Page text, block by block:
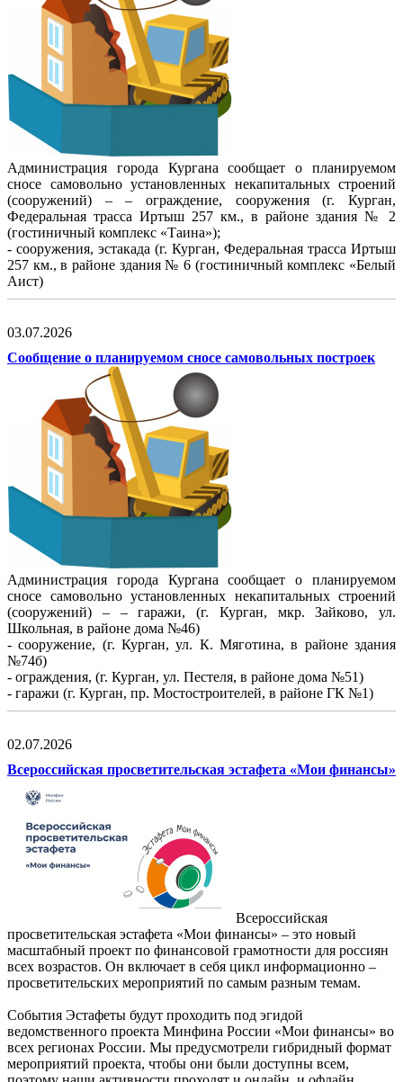
Администрация города Кургана сообщает о планируемом
сносе самовольно установленных некапитальных строений
(сооружений) – – ограждение, сооружения (г. Курган,
Федеральная трасса Иртыш 257 км., в районе здания № 2
(гостиничный комплекс «Таина»);
- сооружения, эстакада (г. Курган, Федеральная трасса Иртыш
257 км., в районе здания № 6 (гостиничный комплекс «Белый
Аист)
03.07.2026
Сообщение о планируемом сносе самовольных построек
Администрация города Кургана сообщает о планируемом
сносе самовольно установленных некапитальных строений
(сооружений) – – гаражи, (г. Курган, мкр. Зайково, ул.
Школьная, в районе дома №46)
- сооружение, (г. Курган, ул. К. Мяготина, в районе здания
№74б)
- ограждения, (г. Курган, ул. Пестеля, в районе дома №51)
- гаражи (г. Курган, пр. Мостостроителей, в районе ГК №1)
02.07.2026
Всероссийская просветительская эстафета «Мои финансы»
Всероссийская
просветительская эстафета «Мои финансы» – это новый
масштабный проект по финансовой грамотности для россиян
всех возрастов. Он включает в себя цикл информационно –
просветительских мероприятий по самым разным темам.
События Эстафеты будут проходить под эгидой
ведомственного проекта Минфина России «Мои финансы» во
всех регионах России. Мы предусмотрели гибридный формат
мероприятий проекта, чтобы они были доступны всем,